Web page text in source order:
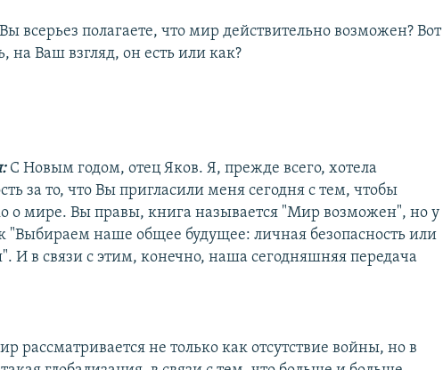
всерьез полагаете, что мир действительно возможен? Вот
на Ваш взгляд, он есть или как?
С Новым годом, отец Яков. Я, прежде всего, хотела
за то, что Вы пригласили меня сегодня с тем, чтобы
о мире. Вы правы, книга называется "Мир возможен", но у
"Выбираем наше общее будущее: личная безопасность или
И в связи с этим, конечно, наша сегодняшняя передача
рассматривается не только как отсутствие войны, но в